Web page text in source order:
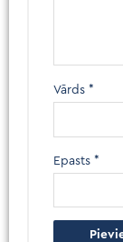
Vārds*
Epasts*